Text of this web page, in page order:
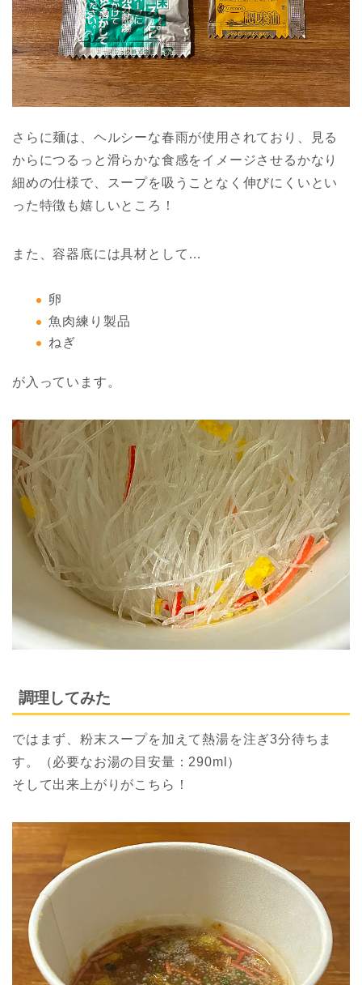
さらに麺は、ヘルシーな春雨が使用されており、見る
からにつるっと滑らかな食感をイメージさせるかなり
細めの仕様で、スープを吸うことなく伸びにくいとい
った特徴も嬉しいところ！
また、容器底には具材として…
卵
魚肉練り製品
ねぎ
が入っています。
調理してみた
ではまず、粉末スープを加えて熱湯を注ぎ3分待ちま
す。（必要なお湯の目安量：290ml）
そして出来上がりがこちら！